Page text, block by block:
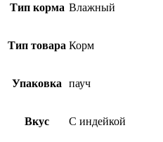
Тип корма Влажный
Тип товара Корм
Упаковка пауч
Вкус С индейкой